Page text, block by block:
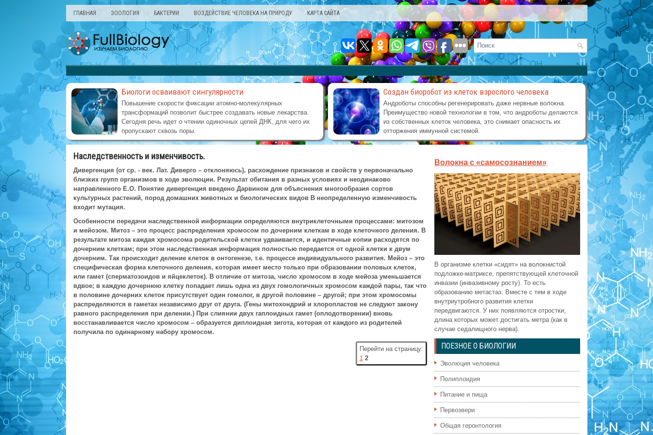
ГЛАВНАЯ ЗООЛОГИЯ БАКТЕРИИ ВОЗДЕЙСТВИЕ ЧЕЛОВЕКА НА ПРИРОДУ КАРТА САЙТА
Биологи осваивают сингулярности
Повышение скорости фиксации атомно-молекулярных
трансформаций позволит быстрее создавать новые лекарства.
Сегодня речь идет о чтении одиночных цепей ДНК, для чего их
пропускают сквозь поры.
Создан биоробот из клеток взрослого человека
Андроботы способны регенерировать даже нервные волокна.
Преимущество новой технологии в том, что андроботы делаются
из собственных клеток человека, это снимает опасность их
отторжения иммунной системой.
Наследственность и изменчивость.
Дивергенция (от ср. - век. Лат. Диверго – отклоняюсь), расхождение признаков и свойств у первоначально
близких групп организмов в ходе эволюции. Результат обитания в разных условиях и неодинаково
направленного Е.О. Понятие дивергенция введено Дарвином для объяснения многообразия сортов
культурных растений, пород домашних животных и биологических видов В неопределенную изменчивость
входит мутация.
Особенности передачи наследственной информации определяются внутриклеточными процессами: митозом
и мейозом. Митоз – это процесс распределения хромосом по дочерним клеткам в ходе клеточного деления. В
результате митоза каждая хромосома родительской клетки удваивается, и идентичные копии расходятся по
дочерним клеткам; при этом наследственная информация полностью передается от одной клетки к двум
дочерним. Так происходит деление клеток в онтогенезе, т.е. процессе индивидуального развития. Мейоз – это
специфическая форма клеточного деления, которая имеет место только при образовании половых клеток,
или гамет (сперматозоидов и яйцеклеток). В отличие от митоза, число хромосом в ходе мейоза уменьшается
вдвое; в каждую дочернюю клетку попадает лишь одна из двух гомологичных хромосом каждой пары, так что
в половине дочерних клеток присутствует один гомолог, в другой половине – другой; при этом хромосомы
распределяются в гаметах независимо друг от друга. (Гены митохондрий и хлоропластов не следуют закону
равного распределения при делении.) При слиянии двух гаплоидных гамет (оплодотворении) вновь
восстанавливается число хромосом – образуется диплоидная зигота, которая от каждого из родителей
получила по одинарному набору хромосом.
Перейти на страницу:
1 2
Волокна с «самосознанием»
В организме клетки «сидят» на волокнистой
подложке-матриксе, препятствующей клеточной
инвазии (инвазивному росту). То есть
образованию метастаз. Вместе с тем в ходе
внутриутробного развития клетки
передвигаются. У них появляются отростки,
длина которых может достигать метра (как в
случае седалищного нерва).
ПОЕЗНОЕ О БИОЛОГИИ
Эволюция человека
Полиплоидия
Питание и пища
Первозвери
Общая геронтология